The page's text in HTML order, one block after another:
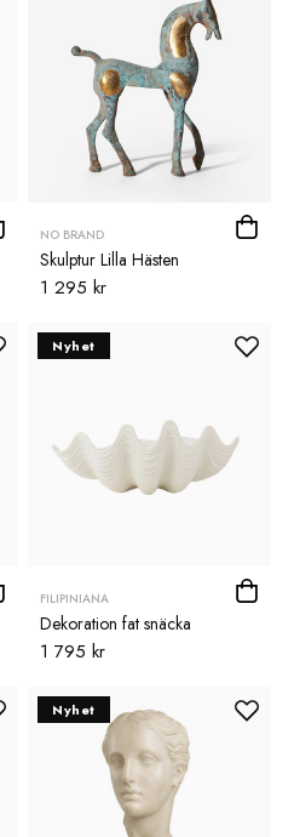
NO BRAND
Skulptur Lilla Hästen
1 295 kr
Nyhet
FILIPINIANA
Dekoration fat snäcka
1 795 kr
Nyhet